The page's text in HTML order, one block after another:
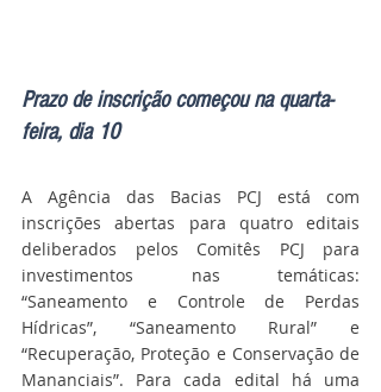
Prazo de inscrição começou na quarta-
feira, dia 10
A Agência das Bacias PCJ está com
inscrições abertas para quatro editais
deliberados pelos Comitês PCJ para
investimentos nas temáticas:
“Saneamento e Controle de Perdas
Hídricas”, “Saneamento Rural” e
“Recuperação, Proteção e Conservação de
Mananciais”. Para cada edital há uma